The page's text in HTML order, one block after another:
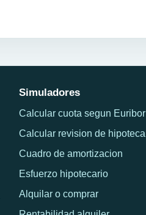
Simuladores
Calcular cuota segun Euribor
Calcular revision de hipoteca
Cuadro de amortizacion
Esfuerzo hipotecario
Alquilar o comprar